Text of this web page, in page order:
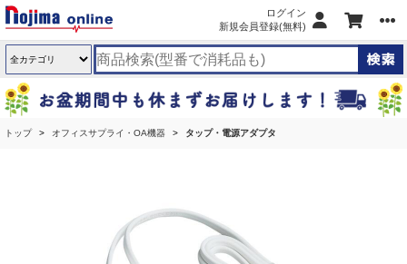
ログイン
新規会員登録(無料)
トップ オフィスサプライ・OA機器 タップ・電源アダプタ